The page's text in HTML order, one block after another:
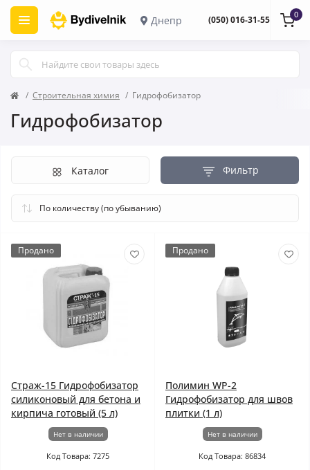
Днепр (050) 016-31-55 0
Строительная химия Гидрофобизатор
Гидрофобизатор
Фильтр
Каталог
Продано
Страж-15 Гидрофобизатор
силиконовый для бетона и
кирпича готовый (5 л)
Нет в наличии
Код Товара: 7275
Продано
Полимин WP-2
Гидрофобизатор для швов
плитки (1 л)
Нет в наличии
Код Товара: 86834